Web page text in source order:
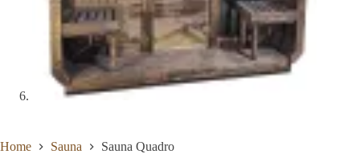
Home Sauna
Sauna Quadro